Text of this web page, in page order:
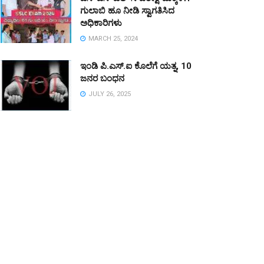
ಗುಲಾಬಿ ಹೂ ನೀಡಿ ಸ್ವಾಗತಿಸಿದ
ಅಧಿಕಾರಿಗಳು
MARCH 25, 2024
ಇಂಡಿ ಪಿ.ಎಸ್.ಐ ಕೊಲೆಗೆ ಯತ್ನ, 10
ಜನರ ಬಂಧನ
JULY 26, 2025